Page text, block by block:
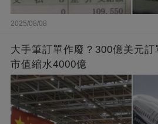
2025/08/08
大手筆訂單作廢？300億美元
市值縮水4000億